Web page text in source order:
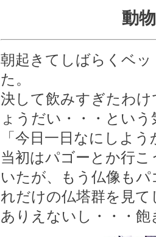
動
朝起きてしばらくベ
た。
決して飲みすぎたわ
ょうだい・・・とい
「今日一日なにしよ
当初はパゴーとか行
いたが、もう仏像も
れだけの仏塔群を見
ありえないし・・・